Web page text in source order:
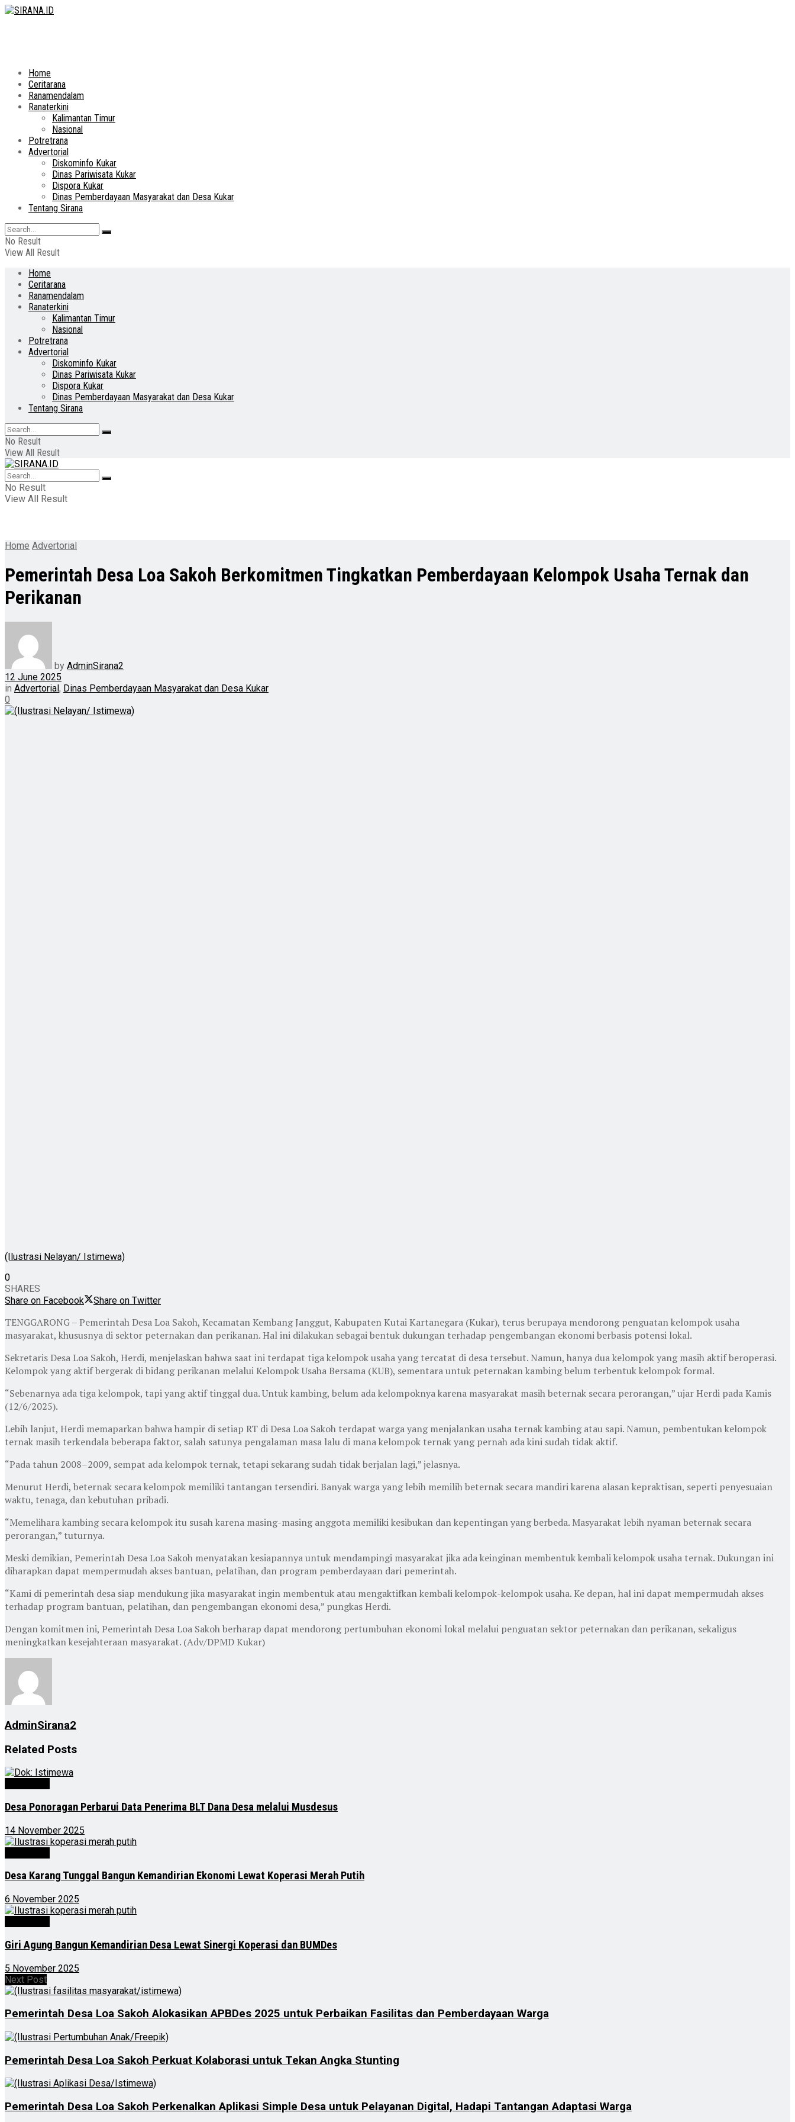
Home
Ceritarana
Ranamendalam
Ranaterkini
Kalimantan Timur
Nasional
Potretrana
Advertorial
Diskominfo Kukar
Dinas Pariwisata Kukar
Dispora Kukar
Dinas Pemberdayaan Masyarakat dan Desa Kukar
Tentang Sirana
No Result
View All Result
Home
Ceritarana
Ranamendalam
Ranaterkini
Kalimantan Timur
Nasional
Potretrana
Advertorial
Diskominfo Kukar
Dinas Pariwisata Kukar
Dispora Kukar
Dinas Pemberdayaan Masyarakat dan Desa Kukar
Tentang Sirana
No Result
View All Result
No Result
View All Result
Home Advertorial
Pemerintah Desa Loa Sakoh Berkomitmen Tingkatkan Pemberdayaan Kelompok Usaha Ternak dan
Perikanan
by AdminSirana2
12 June 2025
in Advertorial, Dinas Pemberdayaan Masyarakat dan Desa Kukar
0
(Ilustrasi Nelayan/ Istimewa)
0
SHARES
Share on Facebook
Share on Twitter
TENGGARONG – Pemerintah Desa Loa Sakoh, Kecamatan Kembang Janggut, Kabupaten Kutai Kartanegara (Kukar), terus berupaya mendorong penguatan kelompok usaha
masyarakat, khususnya di sektor peternakan dan perikanan. Hal ini dilakukan sebagai bentuk dukungan terhadap pengembangan ekonomi berbasis potensi lokal.
Sekretaris Desa Loa Sakoh, Herdi, menjelaskan bahwa saat ini terdapat tiga kelompok usaha yang tercatat di desa tersebut. Namun, hanya dua kelompok yang masih aktif beroperasi.
Kelompok yang aktif bergerak di bidang perikanan melalui Kelompok Usaha Bersama (KUB), sementara untuk peternakan kambing belum terbentuk kelompok formal.
“Sebenarnya ada tiga kelompok, tapi yang aktif tinggal dua. Untuk kambing, belum ada kelompoknya karena masyarakat masih beternak secara perorangan,” ujar Herdi pada Kamis
(12/6/2025).
Lebih lanjut, Herdi memaparkan bahwa hampir di setiap RT di Desa Loa Sakoh terdapat warga yang menjalankan usaha ternak kambing atau sapi. Namun, pembentukan kelompok
ternak masih terkendala beberapa faktor, salah satunya pengalaman masa lalu di mana kelompok ternak yang pernah ada kini sudah tidak aktif.
“Pada tahun 2008–2009, sempat ada kelompok ternak, tetapi sekarang sudah tidak berjalan lagi,” jelasnya.
Menurut Herdi, beternak secara kelompok memiliki tantangan tersendiri. Banyak warga yang lebih memilih beternak secara mandiri karena alasan kepraktisan, seperti penyesuaian
waktu, tenaga, dan kebutuhan pribadi.
“Memelihara kambing secara kelompok itu susah karena masing-masing anggota memiliki kesibukan dan kepentingan yang berbeda. Masyarakat lebih nyaman beternak secara
perorangan,” tuturnya.
Meski demikian, Pemerintah Desa Loa Sakoh menyatakan kesiapannya untuk mendampingi masyarakat jika ada keinginan membentuk kembali kelompok usaha ternak. Dukungan ini
diharapkan dapat mempermudah akses bantuan, pelatihan, dan program pemberdayaan dari pemerintah.
“Kami di pemerintah desa siap mendukung jika masyarakat ingin membentuk atau mengaktifkan kembali kelompok-kelompok usaha. Ke depan, hal ini dapat mempermudah akses
terhadap program bantuan, pelatihan, dan pengembangan ekonomi desa,” pungkas Herdi.
Dengan komitmen ini, Pemerintah Desa Loa Sakoh berharap dapat mendorong pertumbuhan ekonomi lokal melalui penguatan sektor peternakan dan perikanan, sekaligus
meningkatkan kesejahteraan masyarakat. (Adv/DPMD Kukar)
AdminSirana2
Related Posts
Desa Ponoragan Perbarui Data Penerima BLT Dana Desa melalui Musdesus
14 November 2025
Desa Karang Tunggal Bangun Kemandirian Ekonomi Lewat Koperasi Merah Putih
6 November 2025
Giri Agung Bangun Kemandirian Desa Lewat Sinergi Koperasi dan BUMDes
5 November 2025
Next Post
Pemerintah Desa Loa Sakoh Alokasikan APBDes 2025 untuk Perbaikan Fasilitas dan Pemberdayaan Warga
Pemerintah Desa Loa Sakoh Perkuat Kolaborasi untuk Tekan Angka Stunting
Pemerintah Desa Loa Sakoh Perkenalkan Aplikasi Simple Desa untuk Pelayanan Digital, Hadapi Tantangan Adaptasi Warga